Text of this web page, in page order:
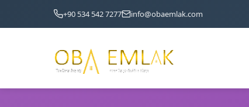
+90 534 542 7277 info@obaemlak.com